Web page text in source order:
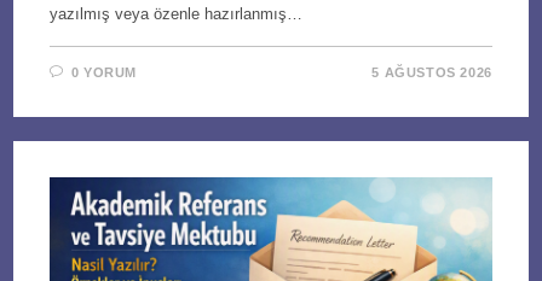
yazılmış veya özenle hazırlanmış…
0 YORUM 5 AĞUSTOS 2026